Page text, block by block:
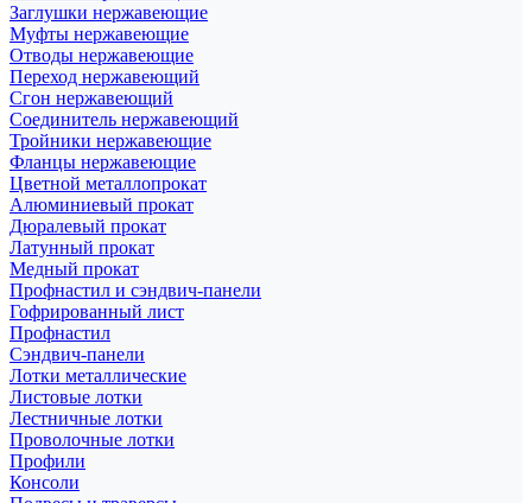
Заглушки нержавеющие
Муфты нержавеющие
Отводы нержавеющие
Переход нержавеющий
Сгон нержавеющий
Соединитель нержавеющий
Тройники нержавеющие
Фланцы нержавеющие
Цветной металлопрокат
Алюминиевый прокат
Дюралевый прокат
Латунный прокат
Медный прокат
Профнастил и сэндвич-панели
Гофрированный лист
Профнастил
Сэндвич-панели
Лотки металлические
Листовые лотки
Лестничные лотки
Проволочные лотки
Профили
Консоли